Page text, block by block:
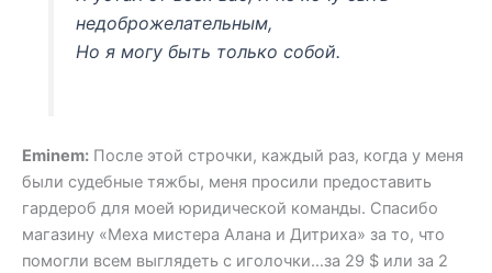
недоброжелательным,
Но я могу быть только собой.
Eminem: После этой строчки, каждый раз, когда у меня
были судебные тяжбы, меня просили предоставить
гардероб для моей юридической команды. Спасибо
магазину «Меха мистера Алана и Дитриха» за то, что
помогли всем выглядеть с иголочки…за 29 $ или за 2